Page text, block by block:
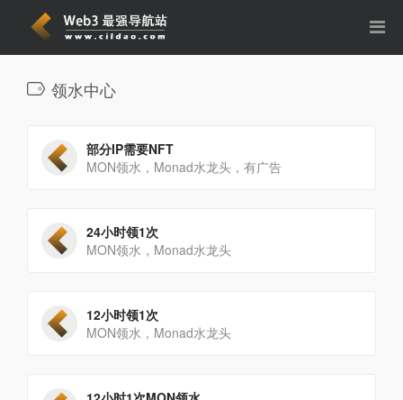
领水中心
部分IP需要NFT
MON领水，Monad水龙头，有广告
24小时领1次
MON领水，Monad水龙头
12小时领1次
MON领水，Monad水龙头